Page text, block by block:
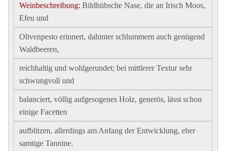
Weinbeschreibung: Bildhübsche Nase, die an Irisch Moos,
Efeu und
Olivenpesto erinnert, dahinter schlummern auch genügend
Waldbeeren,
reichhaltig und wohlgerundet; bei mittlerer Textur sehr
schwungvoll und
balanciert, völlig aufgesogenes Holz, generös, lässt schon
einige Facetten
aufblitzen, allerdings am Anfang der Entwicklung, eher
samtige Tannine.